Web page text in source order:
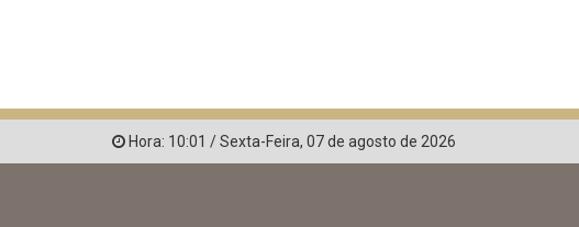
Hora: 10:01 /Sexta-Feira, 07 de agosto de 2026